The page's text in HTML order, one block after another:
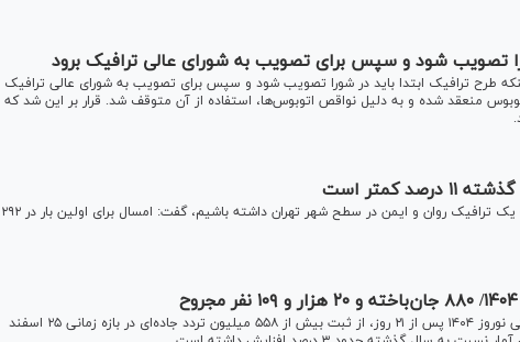
تصویب شود و سپس برای تصویب به شورای عالی ترافیک برود
طرح ترافیک ابتدا باید در شورا تصویب شود و سپس برای تصویب به شورای عالی ترافیک
منعقد شده و به دلیل نواقص اتوبوس‌ها، استفاده از آن متوقف شد. قرار بر این شد که
کمتر است
معاون شهردار تهران با بیان اینکه سعی کردیم که یک ترافیک روان و ایمن در سطح شهر تهران داشته باشیم، گفت: امسال برای اولین بار در ۲۹۲
رئیس پلیس راهور فراجا با اعلام پایان طرح ترافیکی نوروز ۱۴۰۴ پس از ۲۱ روز، از ثبت بیش از ۵۵۸ میلیون تردد جاده‌ای در بازه زمانی ۲۵ اسفند